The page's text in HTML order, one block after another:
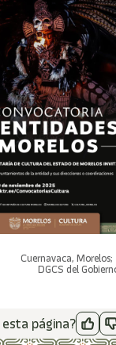
Cuernavaca,
DGCS del
página?